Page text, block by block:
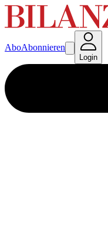
AboAbonnieren
Login